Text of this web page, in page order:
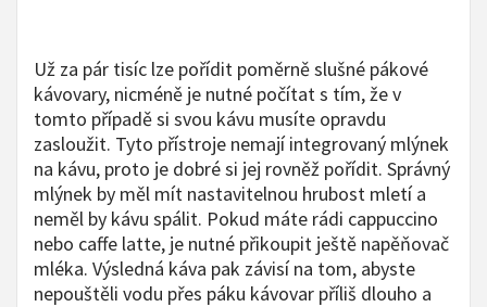
Už za pár tisíc lze pořídit poměrně slušné pákové
kávovary, nicméně je nutné počítat s tím, že v
tomto případě si svou kávu musíte opravdu
zasloužit. Tyto přístroje nemají integrovaný mlýnek
na kávu, proto je dobré si jej rovněž pořídit. Správný
mlýnek by měl mít nastavitelnou hrubost mletí a
neměl by kávu spálit. Pokud máte rádi cappuccino
nebo caffe latte, je nutné přikoupit ještě napěňovač
mléka. Výsledná káva pak závisí na tom, abyste
nepouštěli vodu přes páku kávovar příliš dlouho a